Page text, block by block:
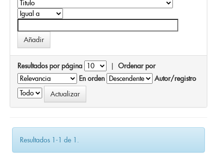
Resultados por página | Ordenar por
En orden
Autor/registro
Resultados 1-1 de 1.